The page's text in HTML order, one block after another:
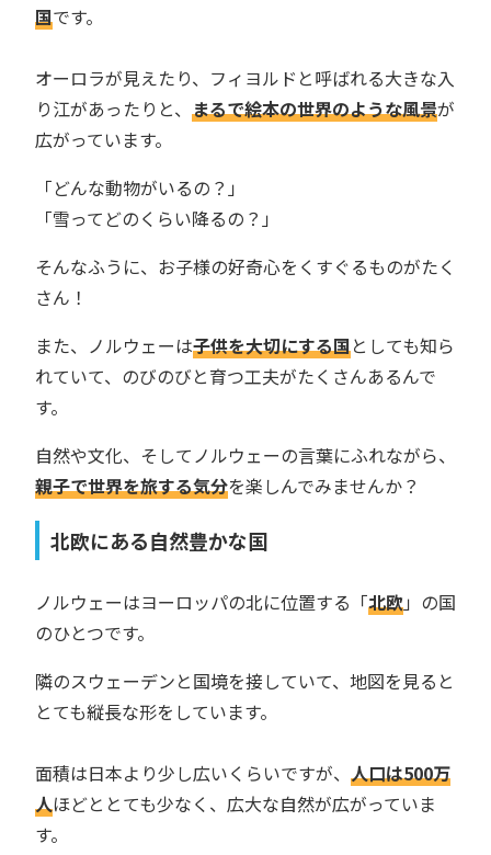
国です。
オーロラが見えたり、フィヨルドと呼ばれる大きな入
り江があったりと、 まるで絵本の世界のような風景が
広がっています。
「どんな動物がいるの？」
「雪ってどのくらい降るの？」
そんなふうに、お子様の好奇心をくすぐるものがたく
さん！
また、ノルウェーは子供を大切にする国としても知ら
れていて、のびのびと育つ工夫がたくさんあるんで
す。
自然や文化、そしてノルウェーの言葉にふれながら、
親子で世界を旅する気分を楽しんでみませんか？
北欧にある自然豊かな国
ノルウェーはヨーロッパの北に位置する「北欧」の国
のひとつです。
隣のスウェーデンと国境を接していて、地図を見ると
とても縦長な形をしています。
面積は日本より少し広いくらいですが、 人口は500万
人ほどととても少なく、広大な自然が広がっていま
す。